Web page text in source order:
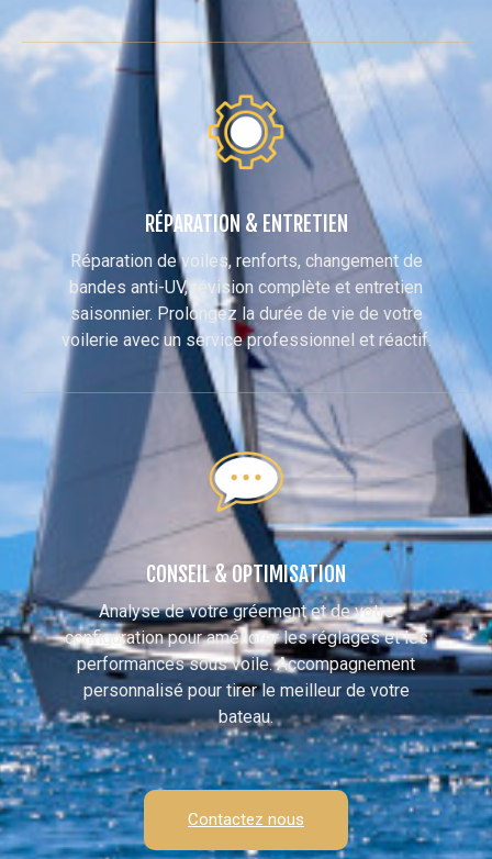
RÉPARATION & ENTRETIEN
Réparation de voiles, renforts, changement de
bandes anti-UV, révision complète et entretien
saisonnier. Prolongez la durée de vie de votre
voilerie avec un service professionnel et réactif.
CONSEIL & OPTIMISATION
Analyse de votre gréement et de votre
configuration pour améliorer les réglages et les
performances sous voile. Accompagnement
personnalisé pour tirer le meilleur de votre
bateau.
Contactez nous